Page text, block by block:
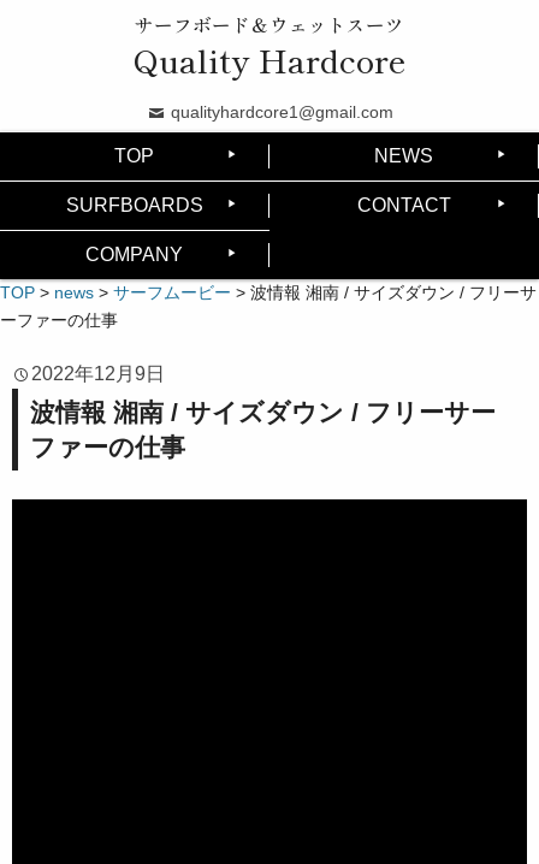
サーフボード＆ウェットスーツ
Quality Hardcore
qualityhardcore1@gmail.com
TOP NEWS
SURFBOARDS CONTACT
COMPANY
TOP > news > サーフムービー > 波情報 湘南 / サイズダウン / フリーサ
ーファーの仕事
2022年12月9日
波情報 湘南 / サイズダウン / フリーサー
ファーの仕事